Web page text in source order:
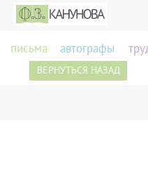
ВЕРНУТЬСЯ НАЗАД